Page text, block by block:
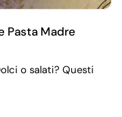
Pasta Madre
o salati? Questi